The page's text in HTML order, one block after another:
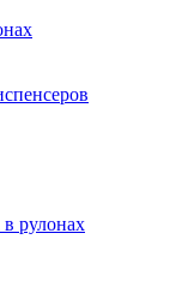
в рулонах